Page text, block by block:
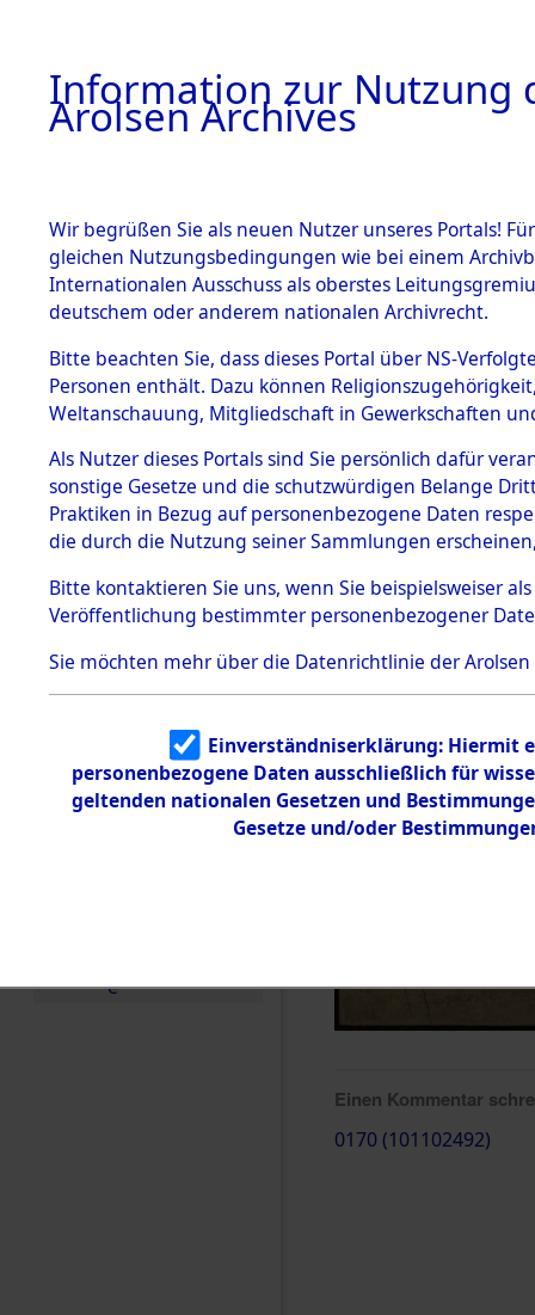
BILD
BESTÄNDE
1.
mente
5. Verschiedenes
5.3
Todesmärsche
5.3.1 Alliierte
Erhebungen
zu
Todesmärsch
en
5.3.2
Identifizierun
5.3.3
Todesmärsch
e
0170 (101102492)
Einen Kommentar
0170 (101102492)
Information zur Nutzung
Arolsen Archives
Wir begrüßen Sie als neuen Nutzer unseres Portals!
gleichen Nutzungsbedingungen wie bei einem
Internationalen Ausschuss als oberstes
deutschem oder anderem nationalen Archivrecht.
Bitte beachten Sie, dass dieses Portal über NS-
Personen enthält. Dazu können
Weltanschauung, Mitgliedschaft in Gewerkschaften
Als Nutzer dieses Portals sind Sie persönlich dafür
sonstige Gesetze und die schutzwürdigen Belange
Praktiken in Bezug auf personenbezogene Daten
die durch die Nutzung seiner Sammlungen
Bitte kontaktieren Sie uns, wenn Sie beispielsweiser
Veröffentlichung bestimmter personenbezogener
Sie möchten mehr über die Datenrichtlinie der Arolsen
Einverständniserklärung: Hiermit
personenbezogene Daten ausschließlich für
geltenden nationalen Gesetzen und
Gesetze und/oder